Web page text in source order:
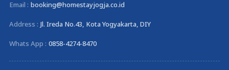
Email : booking@homestayjogja.co.id
Address : Jl. Ireda No.43, Kota Yogyakarta, DIY
Whats App : 0858-4274-8470